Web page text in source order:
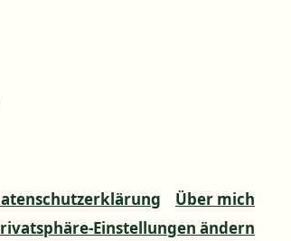
Über mich
Einstellungen ändern